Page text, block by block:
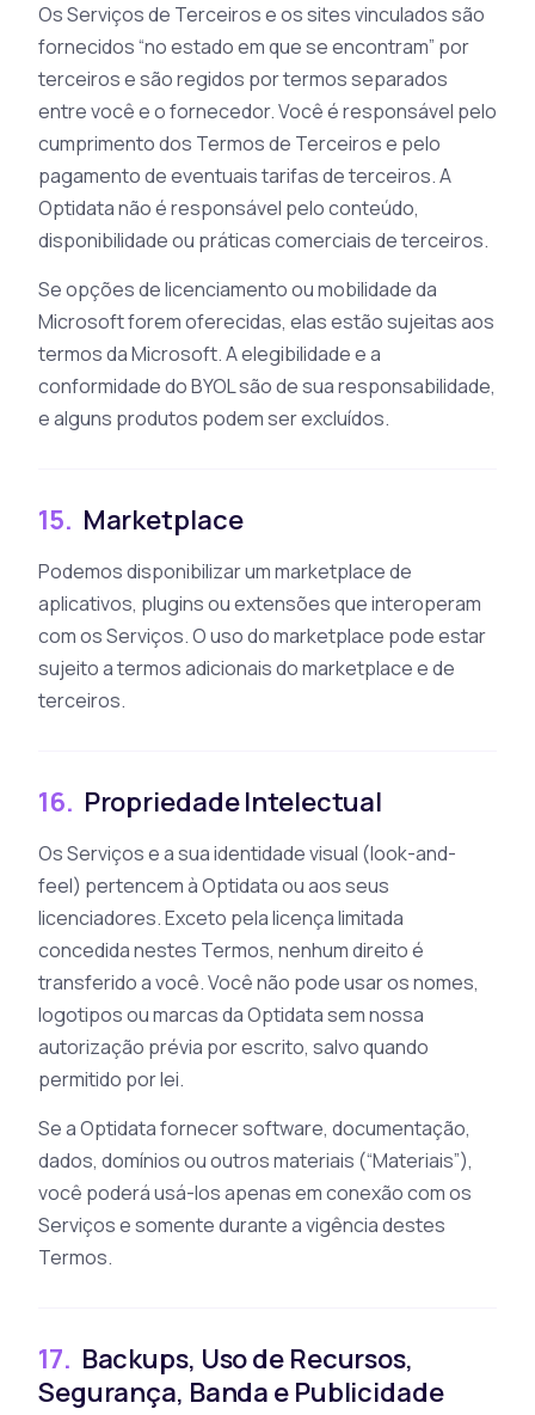
Os Serviços de Terceiros e os sites vinculados são
fornecidos “no estado em que se encontram” por
terceiros e são regidos por termos separados
entre você e o fornecedor. Você é responsável pelo
cumprimento dos Termos de Terceiros e pelo
pagamento de eventuais tarifas de terceiros. A
Optidata não é responsável pelo conteúdo,
disponibilidade ou práticas comerciais de terceiros.
Se opções de licenciamento ou mobilidade da
Microsoft forem oferecidas, elas estão sujeitas aos
termos da Microsoft. A elegibilidade e a
conformidade do BYOL são de sua responsabilidade,
e alguns produtos podem ser excluídos.
15. Marketplace
Podemos disponibilizar um marketplace de
aplicativos, plugins ou extensões que interoperam
com os Serviços. O uso do marketplace pode estar
sujeito a termos adicionais do marketplace e de
terceiros.
16. Propriedade Intelectual
Os Serviços e a sua identidade visual (look-and-
feel) pertencem à Optidata ou aos seus
licenciadores. Exceto pela licença limitada
concedida nestes Termos, nenhum direito é
transferido a você. Você não pode usar os nomes,
logotipos ou marcas da Optidata sem nossa
autorização prévia por escrito, salvo quando
permitido por lei.
Se a Optidata fornecer software, documentação,
dados, domínios ou outros materiais (“Materiais”),
você poderá usá-los apenas em conexão com os
Serviços e somente durante a vigência destes
Termos.
17. Backups, Uso de Recursos,
Segurança, Banda e Publicidade